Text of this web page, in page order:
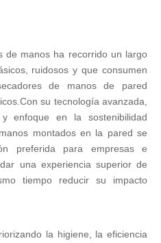
de manos ha recorrido un largo
ruidosos y que consumen
de manos de pared
su tecnología avanzada,
enfoque en la sostenibilidad
montados en la pared se
preferida para empresas e
una experiencia superior de
tiempo reducir su impacto
la higiene, la eficiencia